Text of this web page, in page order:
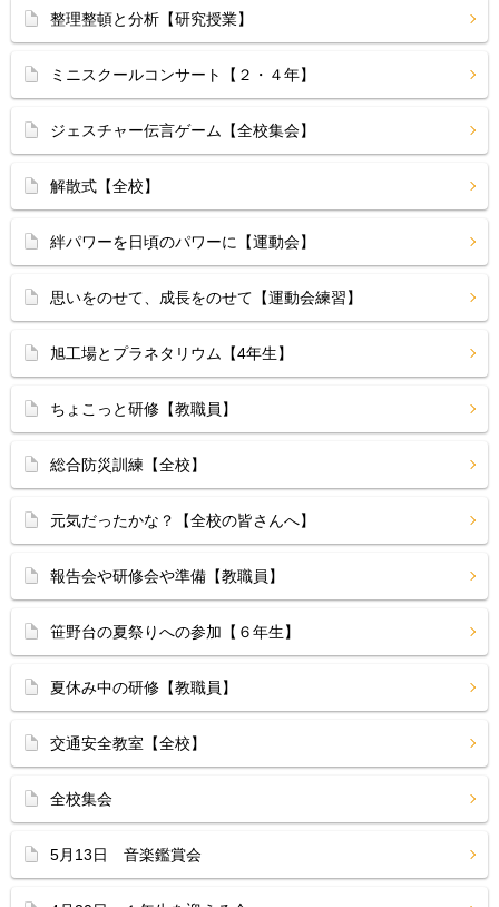
整理整頓と分析【研究授業】
ミニスクールコンサート【２・４年】
ジェスチャー伝言ゲーム【全校集会】
解散式【全校】
絆パワーを日頃のパワーに【運動会】
思いをのせて、成長をのせて【運動会練習】
旭工場とプラネタリウム【4年生】
ちょこっと研修【教職員】
総合防災訓練【全校】
元気だったかな？【全校の皆さんへ】
報告会や研修会や準備【教職員】
笹野台の夏祭りへの参加【６年生】
夏休み中の研修【教職員】
交通安全教室【全校】
全校集会
5月13日 音楽鑑賞会